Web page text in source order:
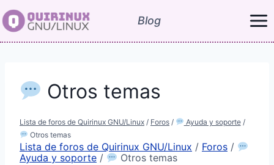
Saltar
al
Blog
Otros temas
Lista de foros de Quirinux GNU/Linux / Foros / Ayuda y soporte/
Otros temas
Lista de foros de Quirinux GNU/Linux / Foros /
Ayuda y soporte / Otros temas